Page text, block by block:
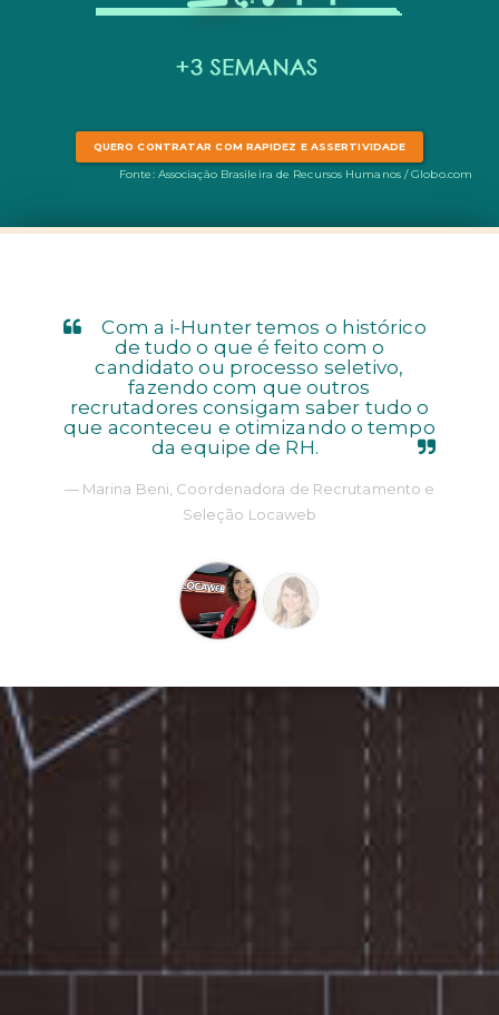
QUERO CONTRATAR COM RAPIDEZ E ASSERTIVIDADE
Fonte: Associação Brasileira de Recursos Humanos / Globo.com
Com a i-Hunter temos o histórico
de tudo o que é feito com o
candidato ou processo seletivo,
fazendo com que outros
recrutadores consigam saber tudo o
que aconteceu e otimizando o tempo
da equipe de RH.
Marina Beni, Coordenadora de Recrutamento e
Seleção Locaweb